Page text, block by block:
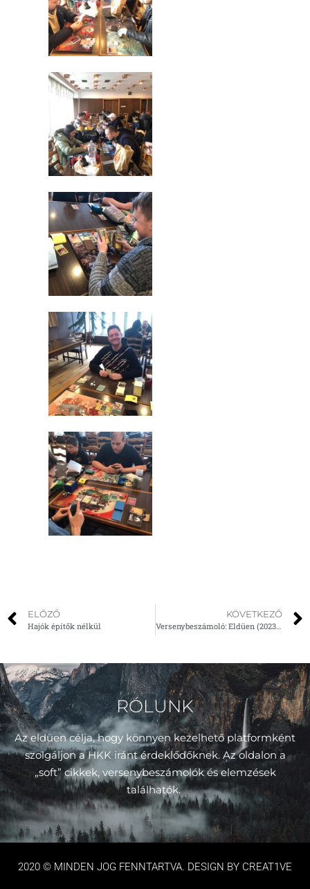
ELŐZŐ
Hajók építők nélkül
KÖVETKEZŐ
Versenybeszámoló: Eldüen (2023.01.15.)
RÓLUNK
Az eldüen célja, hogy könnyen kezelhető platformként
szolgáljon a HKK iránt érdeklődőknek. Az oldalon a
„soft” cikkek, versenybeszámolók és elemzések
találhatók.
2020 © MINDEN JOG FENNTARTVA. DESIGN BY CREAT1VE